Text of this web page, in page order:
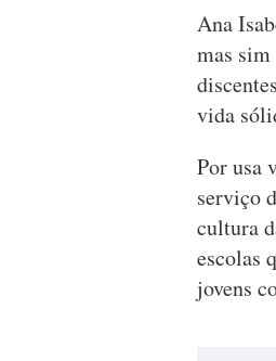
Ana
mas
vida
Por usa
serviço
cultura
escolas
jovens